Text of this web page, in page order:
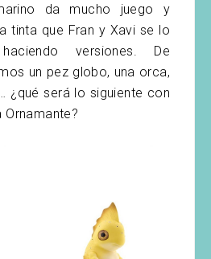
da mucho juego y
tinta que Fran y Xavi se lo
versiones. De
un pez globo, una orca,
¿qué será lo siguiente con
Ornamante?